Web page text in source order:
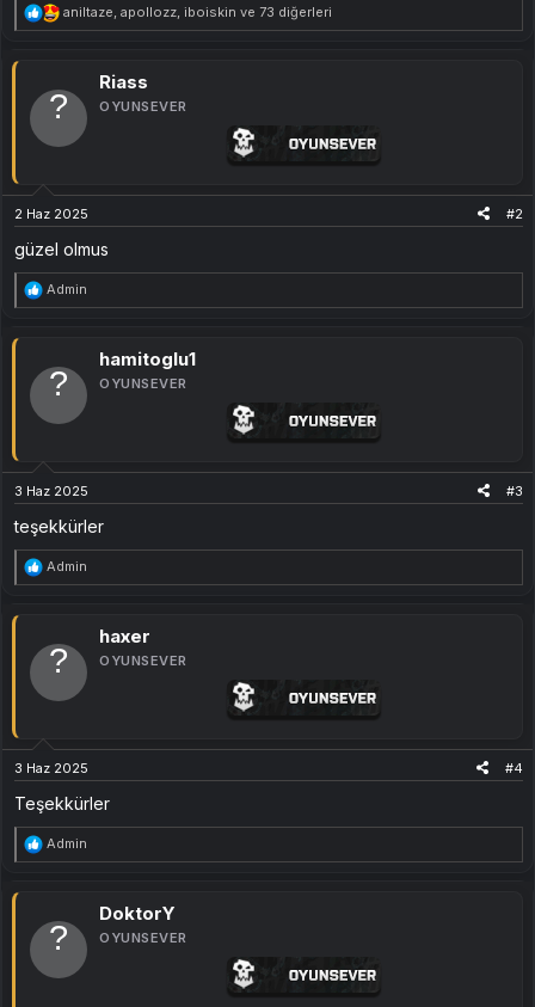
T
e
l
e
:
aniltaze apollozz iboiskin ve 73 diğerleri
Riass
OYUNSEVER
2 Haz 2025 #2
güzel olmus
T
e
l
:
Admin
hamitoglu1
OYUNSEVER
3 Haz 2025 #3
teşekkürler
T
e
l
:
Admin
haxer
OYUNSEVER
3 Haz 2025 #4
Teşekkürler
T
e
l
:
Admin
DoktorY
OYUNSEVER